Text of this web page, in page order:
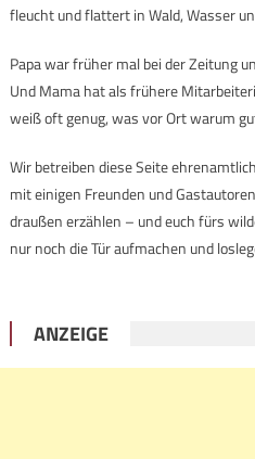
fleucht und flattert in Wald, Wasser
Papa war früher mal bei der Zeitung
Und Mama hat als frühere
weiß oft genug, was vor Ort warum
Wir betreiben diese Seite
mit einigen Freunden und
draußen erzählen – und euch fürs
nur noch die Tür aufmachen und
ANZEIGE